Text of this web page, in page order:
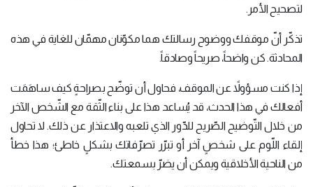
لتصحيح الأمر.
تذكّر أنّ موقفك ووضوح رسالتك هما مكوّنان مهمّان للغاية في هذه
المحادثة. كن واضحاً، صريحاً وصادقاً.
إذا كنت مسؤولاً عن الموقف، فحاول أن توضّح بصراحةٍ كيف ساهَمَت
أفعالك في هذا الحدث، قد يُساعد هذا على بناء الثّقة مع الشّخص الآخر
من خلال التّوضيح الصّريح للدّور الذي تلعبه والاعتذار عن ذلك. لا تحاول
إلقاء اللّوم على شخصٍ آخر أو تبرّر تصرّفاتك بشكلٍ خاطئ؛ هذا خطأ
من الناحية الأخلاقية ويمكن أن يضرّ بسمعتك.